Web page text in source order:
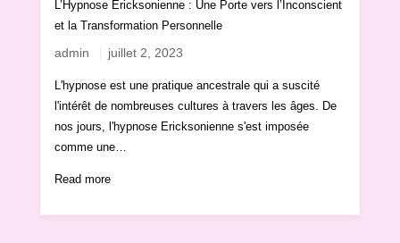
L’Hypnose Ericksonienne : Une Porte vers l’Inconscient
et la Transformation Personnelle
admin juillet 2, 2023
L'hypnose est une pratique ancestrale qui a suscité
l'intérêt de nombreuses cultures à travers les âges. De
nos jours, l'hypnose Ericksonienne s'est imposée
comme une…
Read more